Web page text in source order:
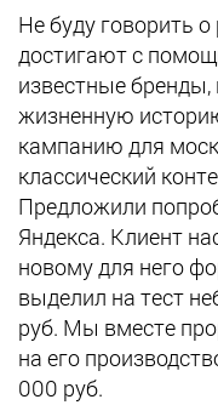
Не буду говорить
достигают с
известные
жизненную
кампанию для
классический
Предложили
Яндекса. Клиент
новому для него
выделил на тест
руб. Мы вместе
на его
000 руб.